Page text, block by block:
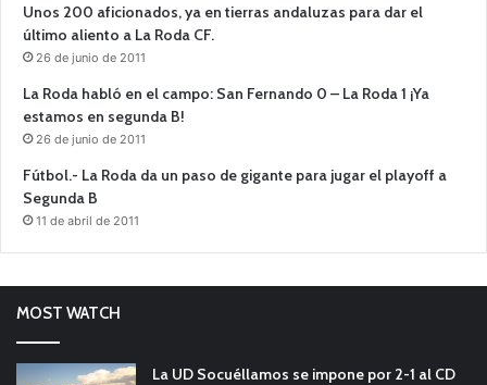
Unos 200 aficionados, ya en tierras andaluzas para dar el
último aliento a La Roda CF.
26 de junio de 2011
La Roda habló en el campo: San Fernando 0 – La Roda 1 ¡Ya
estamos en segunda B!
26 de junio de 2011
Fútbol.- La Roda da un paso de gigante para jugar el playoff a
Segunda B
11 de abril de 2011
MOST WATCH
La UD Socuéllamos se impone por 2-1 al CD